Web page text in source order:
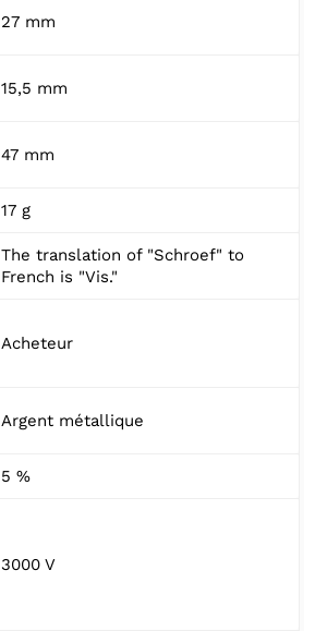
27 mm
15,5 mm
47 mm
17 g
The translation of "Schroef" to
French is "Vis."
Acheteur
Argent métallique
5 %
3000 V